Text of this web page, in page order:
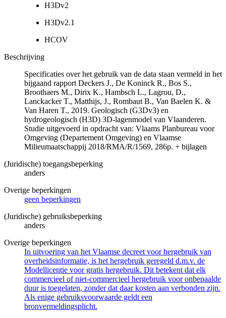
H3Dv2
H3Dv2.1
HCOV
Beschrijving
Specificaties over het gebruik van de data staan vermeld in het
bijgaand rapport Deckers J., De Koninck R., Bos S.,
Broothaers M., Dirix K., Hambsch L., Lagrou, D.,
Lanckacker T., Matthijs, J., Rombaut B., Van Baelen K. &
Van Haren T., 2019. Geologisch (G3Dv3) en
hydrogeologisch (H3D) 3D-lagenmodel van Vlaanderen.
Studie uitgevoerd in opdracht van: Vlaams Planbureau voor
Omgeving (Departement Omgeving) en Vlaamse
Milieumaatschappij 2018/RMA/R/1569, 286p. + bijlagen
(Juridische) toegangsbeperking
anders
Overige beperkingen
geen beperkingen
(Juridische) gebruiksbeperking
anders
Overige beperkingen
In uitvoering van het Vlaamse decreet voor hergebruik van
overheidsinformatie, is het hergebruik geregeld d.m.v. de
Modellicentie voor gratis hergebruik. Dit betekent dat elk
commercieel of niet-commercieel hergebruik voor onbepaalde
duur is toegelaten, zonder dat daar kosten aan verbonden zijn.
Als enige gebruiksvoorwaarde geldt een
bronvermeldingsplicht.